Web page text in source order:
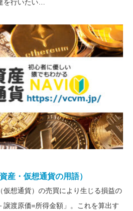
を行いたい…
産・仮想通貨の用語）
仮想通貨）の売買により生じる損益の
譲渡原価=所得金額」。これを算出す